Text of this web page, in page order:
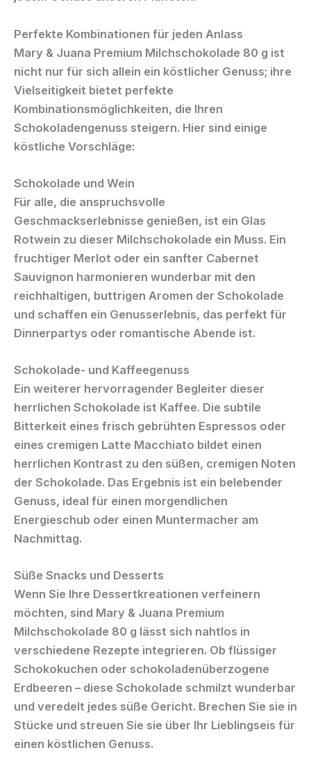
Perfekte Kombinationen für jeden Anlass
Mary & Juana Premium Milchschokolade 80 g ist
nicht nur für sich allein ein köstlicher Genuss; ihre
Vielseitigkeit bietet perfekte
Kombinationsmöglichkeiten, die Ihren
Schokoladengenuss steigern. Hier sind einige
köstliche Vorschläge:
Schokolade und Wein
Für alle, die anspruchsvolle
Geschmackserlebnisse genießen, ist ein Glas
Rotwein zu dieser Milchschokolade ein Muss. Ein
fruchtiger Merlot oder ein sanfter Cabernet
Sauvignon harmonieren wunderbar mit den
reichhaltigen, buttrigen Aromen der Schokolade
und schaffen ein Genusserlebnis, das perfekt für
Dinnerpartys oder romantische Abende ist.
Schokolade- und Kaffeegenuss
Ein weiterer hervorragender Begleiter dieser
herrlichen Schokolade ist Kaffee. Die subtile
Bitterkeit eines frisch gebrühten Espressos oder
eines cremigen Latte Macchiato bildet einen
herrlichen Kontrast zu den süßen, cremigen Noten
der Schokolade. Das Ergebnis ist ein belebender
Genuss, ideal für einen morgendlichen
Energieschub oder einen Muntermacher am
Nachmittag.
Süße Snacks und Desserts
Wenn Sie Ihre Dessertkreationen verfeinern
möchten, sind Mary & Juana Premium
Milchschokolade 80 g lässt sich nahtlos in
verschiedene Rezepte integrieren. Ob flüssiger
Schokokuchen oder schokoladenüberzogene
Erdbeeren – diese Schokolade schmilzt wunderbar
und veredelt jedes süße Gericht. Brechen Sie sie in
Stücke und streuen Sie sie über Ihr Lieblingseis für
einen köstlichen Genuss.